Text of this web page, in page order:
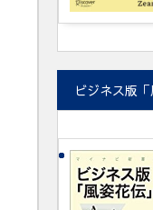
ビジネス版